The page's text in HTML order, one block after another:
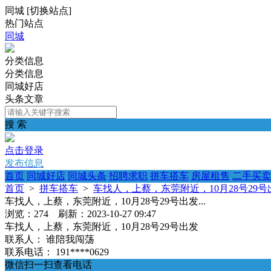
同城 [切换站点]
热门站点
同城
分类信息
分类信息
同城好店
头条文章
搜 索
点击登录
发布信息
首页 同城好店 同城头条 招聘求职 拼车搭车 房屋租售 二手买卖
首页 > 拼车搭车 > 车找人，上蔡，东莞附近，10月28号29号
车找人，上蔡，东莞附近，10月28号29号出发...
浏览：274 刷新：2023-10-27 09:47
车找人，上蔡，东莞附近，10月28号29号出发
联系人：
谁陪我闯荡
联系电话：
191****0629
微信扫一扫查看电话